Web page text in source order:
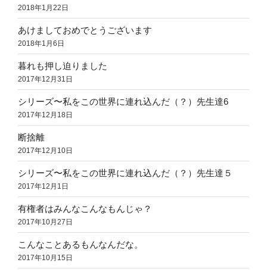
2018年1月22日
あけましておめでとうございます
2018年1月6日
暮れも押し迫りました
2017年12月31日
シリーズ〜私をこの世界に連れ込んだ（？）先生達6
2017年12月18日
断捨離
2017年12月10日
シリーズ〜私をこの世界に連れ込んだ（？）先生達５
2017年12月1日
有権者はみんなこんなもんじゃ？
2017年10月27日
こんなことあるもんなんだな。
2017年10月15日